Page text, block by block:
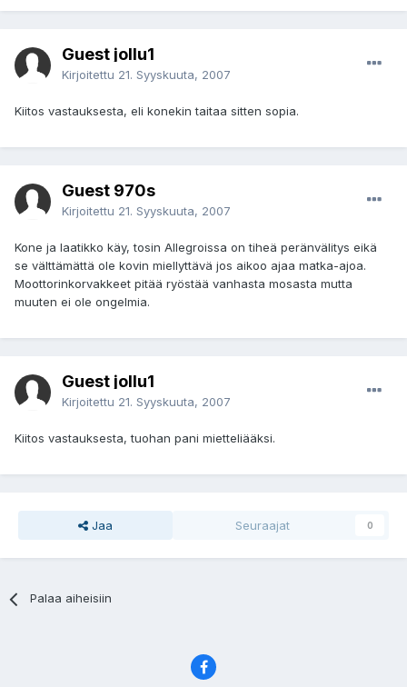
Guest jollu1
Kirjoitettu 21. Syyskuuta, 2007
Kiitos vastauksesta, eli konekin taitaa sitten sopia.
Guest 970s
Kirjoitettu 21. Syyskuuta, 2007
Kone ja laatikko käy, tosin Allegroissa on tiheä peränvälitys eikä
se välttämättä ole kovin miellyttävä jos aikoo ajaa matka-ajoa.
Moottorinkorvakkeet pitää ryöstää vanhasta mosasta mutta
muuten ei ole ongelmia.
Guest jollu1
Kirjoitettu 21. Syyskuuta, 2007
Kiitos vastauksesta, tuohan pani mietteliääksi.
Jaa Seuraajat 0
Palaa aiheisiin